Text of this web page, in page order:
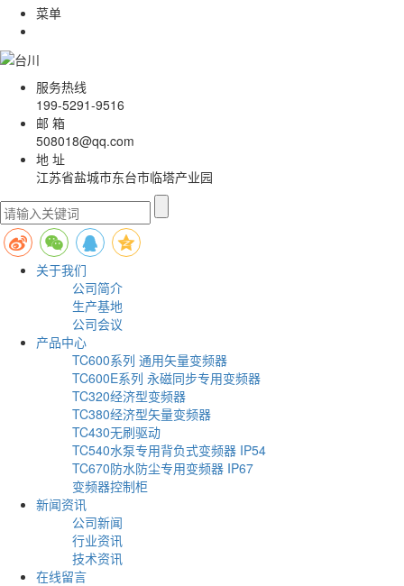
菜单
服务热线
199-5291-9516
邮 箱
508018@qq.com
地 址
江苏省盐城市东台市临塔产业园
关于我们
公司简介
生产基地
公司会议
产品中心
TC600系列 通用矢量变频器
TC600E系列 永磁同步专用变频器
TC320经济型变频器
TC380经济型矢量变频器
TC430无刷驱动
TC540水泵专用背负式变频器 IP54
TC670防水防尘专用变频器 IP67
变频器控制柜
新闻资讯
公司新闻
行业资讯
技术资讯
在线留言